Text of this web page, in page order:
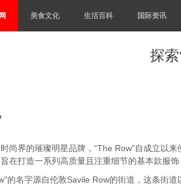
美食文化 生活百科 国际资讯
探
尚界的璀璨明星品牌，“The Row”自成立以
在打造一系列高质量且注重细节的基本款服饰
的名字源自伦敦Savile Row的街道，这条街